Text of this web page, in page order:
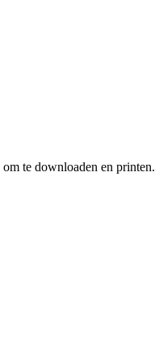
te downloaden en printen.